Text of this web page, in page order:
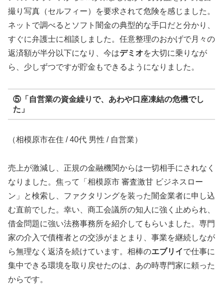
撮り写真（セルフィー）を要求されて危険を感じました。
ネットで調べるとソフト闇金の典型的な手口だと分かり、
すぐに弁護士に相談しました。任意整理のおかげで月々の
返済額が半分以下になり、今はデミオを大切に乗りなが
ら、少しずつですが貯金もできるようになりました。
⑤「自営業の資金繰りで、あわや口座凍結の危機でし
た」
（相模原市在住 / 40代 男性 / 自営業）
売上が激減し、正規の金融機関からは一切相手にされなく
なりました。焦って「相模原市 審査激甘 ビジネスロー
ン」と検索し、ファクタリングを装った闇金業者に申し込
む直前でした。幸い、商工会議所の知人に強く止められ、
借金問題に強い法務事務所を紹介してもらいました。専門
家の介入で債権者との交渉がまとまり、事業を継続しなが
ら無理なく返済を続けています。相棒のエブリイで仕事に
集中できる環境を取り戻せたのは、あの時専門家に頼った
からです。